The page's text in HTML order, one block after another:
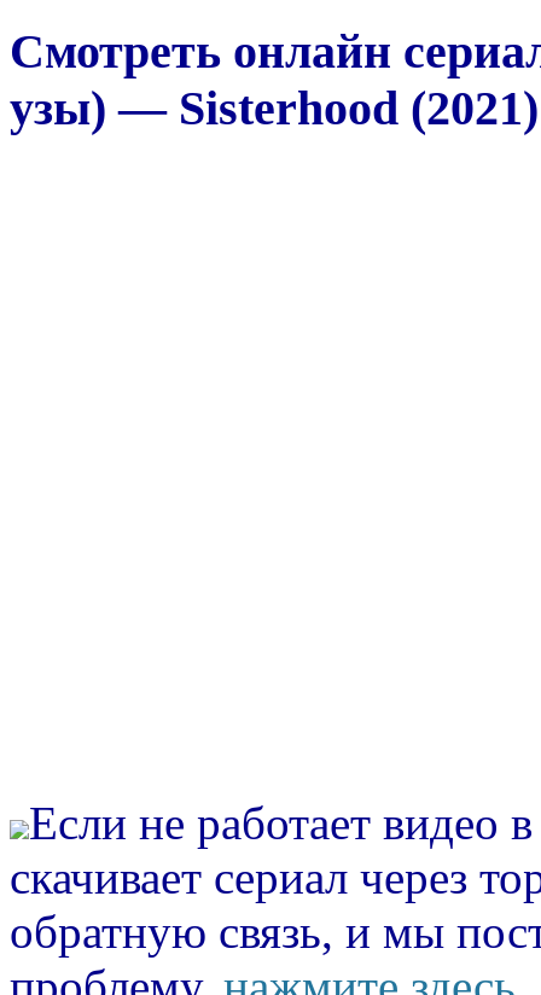
Смотреть онлайн
узы) — Sisterhood (2021)
Если не работает видео
скачивает сериал через
обратную связь, и мы